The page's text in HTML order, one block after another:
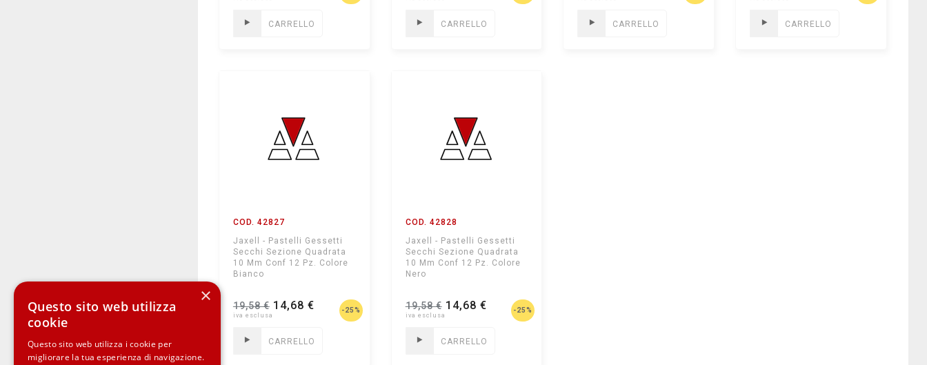
CARRELLO CARRELLO CARRELLO CARRELLO
COD. 42827
Jaxell - Pastelli Gessetti
Secchi Sezione Quadrata
10 Mm Conf 12 Pz. Colore
Bianco
19,58 €14,68 € -25%
CARRELLO
COD. 42828
Jaxell - Pastelli Gessetti
Secchi Sezione Quadrata
10 Mm Conf 12 Pz. Colore
Nero
19,58 €14,68 € -25%
CARRELLO
×
Questo sito web utilizza
cookie
Questo sito web utilizza i cookie per
migliorare la tua esperienza di navigazione.